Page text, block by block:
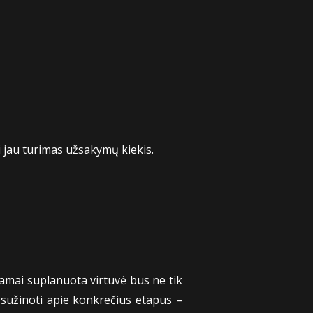
turimas užsakymų kiekis.
suplanuota virtuvė bus ne tik
apie konkrečius etapus –